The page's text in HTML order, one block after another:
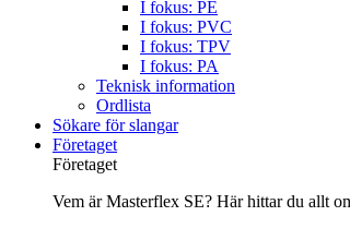
I fokus: PE
I fokus: PVC
I fokus: TPV
I fokus: PA
Teknisk information
Ordlista
Sökare för slangar
Företaget
Företaget
Vem är Masterflex SE? Här hittar du allt